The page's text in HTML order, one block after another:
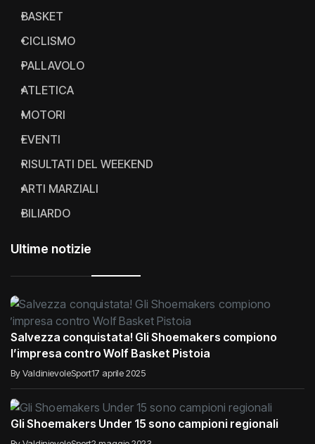
BASKET
CICLISMO
PALLAVOLO
ATLETICA
MOTORI
EVENTI
RISULTATI DEL WEEKEND
ARTI MARZIALI
BILIARDO
Ultime notizie
Salvezza conquistata! Gli Shoemakers compiono
l’impresa contro Wolf Basket Pistoia
By ValdinievoleSport17 aprile 2025
Gli Shoemakers Under 15 sono campioni regionali